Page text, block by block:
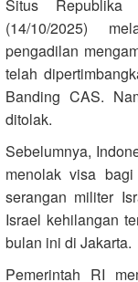
Situs
(14/10/2025)
pengadilan
telah
Banding CAS.
ditolak.
Sebelumnya,
menolak visa
serangan militer
Israel kehilangan
bulan ini di Jakarta.
Pemerintah RI